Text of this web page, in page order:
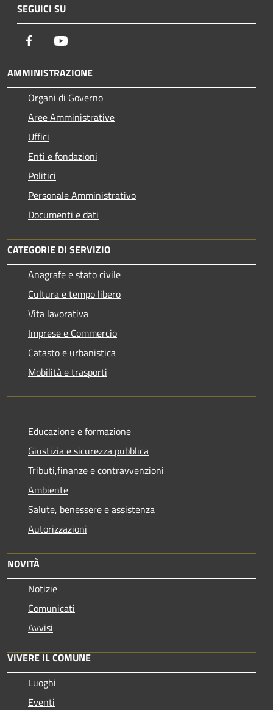
SEGUICI SU
Facebook
AMMINISTRAZIONE
Organi di Governo
Aree Amministrative
Uffici
Enti e fondazioni
Politici
Personale Amministrativo
Documenti e dati
CATEGORIE DI SERVIZIO
Anagrafe e stato civile
Cultura e tempo libero
Vita lavorativa
Imprese e Commercio
Catasto e urbanistica
Mobilità e trasporti
Educazione e formazione
Giustizia e sicurezza pubblica
Tributi,finanze e contravvenzioni
Ambiente
Salute, benessere e assistenza
Autorizzazioni
NOVITÀ
Notizie
Comunicati
Avvisi
VIVERE IL COMUNE
Luoghi
Eventi